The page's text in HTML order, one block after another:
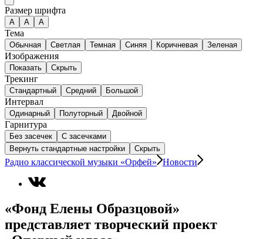
Размер шрифта
А A A
Тема
Обычная Светлая Темная Синяя Коричневая Зеленая
Изображения
Показать Скрыть
Трекинг
Стандартный Средний Большой
Интервал
Одинарный Полуторный Двойной
Гарнитура
Без засечек
С засечками
Вернуть стандартные настройки
Скрыть
Радио классической музыки «Орфей» Новости
«Фонд Елены Образцовой»
представляет творческий проект